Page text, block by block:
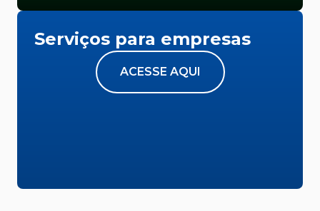
Serviços para empresas
ACESSE AQUI